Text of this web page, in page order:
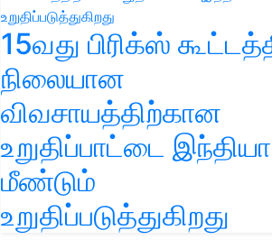
15வது பிரிக்ஸ்
நிலையான
விவசாயத்திற்கான
உறுதிப்பாட்டை இந்தியா
மீண்டும்
உறுதிப்படுத்துகிறது